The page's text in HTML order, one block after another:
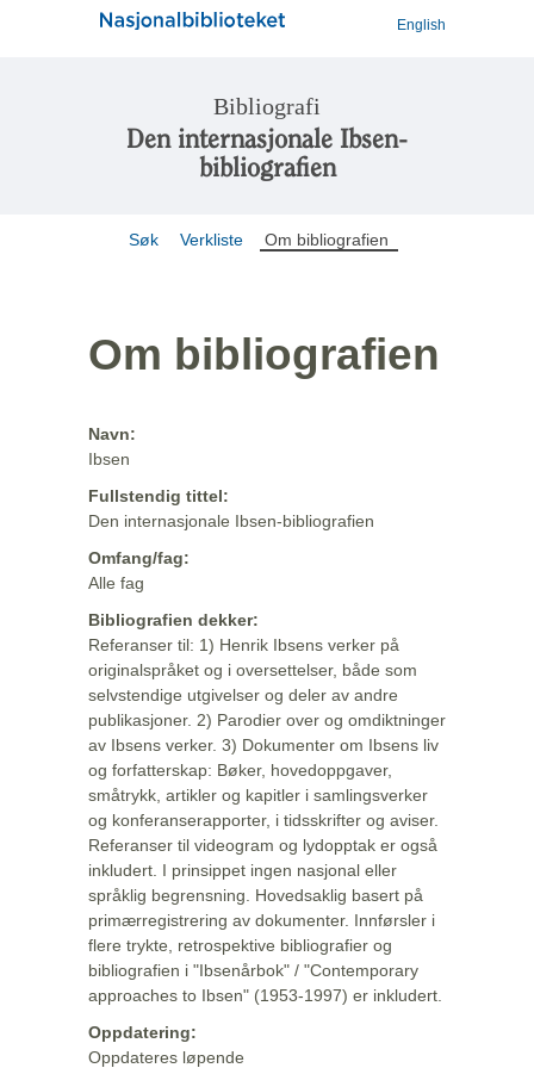
English
Bibliografi
Den internasjonale Ibsen-
bibliografien
Søk Verkliste Om bibliografien
Om bibliografien
Navn:
Ibsen
Fullstendig tittel:
Den internasjonale Ibsen-bibliografien
Omfang/fag:
Alle fag
Bibliografien dekker:
Referanser til: 1) Henrik Ibsens verker på
originalspråket og i oversettelser, både som
selvstendige utgivelser og deler av andre
publikasjoner. 2) Parodier over og omdiktninger
av Ibsens verker. 3) Dokumenter om Ibsens liv
og forfatterskap: Bøker, hovedoppgaver,
småtrykk, artikler og kapitler i samlingsverker
og konferanserapporter, i tidsskrifter og aviser.
Referanser til videogram og lydopptak er også
inkludert. I prinsippet ingen nasjonal eller
språklig begrensning. Hovedsaklig basert på
primærregistrering av dokumenter. Innførsler i
flere trykte, retrospektive bibliografier og
bibliografien i "Ibsenårbok" / "Contemporary
approaches to Ibsen" (1953-1997) er inkludert.
Oppdatering:
Oppdateres løpende